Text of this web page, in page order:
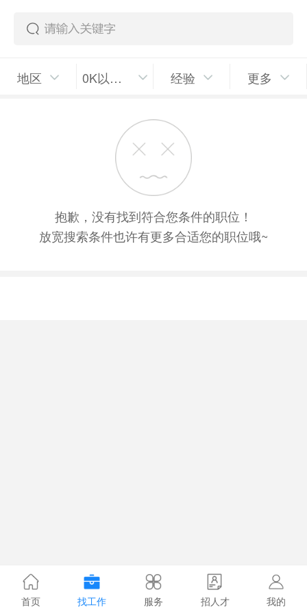
地区 0K以上/月 经验 更多
抱歉，没有找到符合您条件的职位！
放宽搜索条件也许有更多合适您的职位哦~
首页 找工作 服务 招人才 我的